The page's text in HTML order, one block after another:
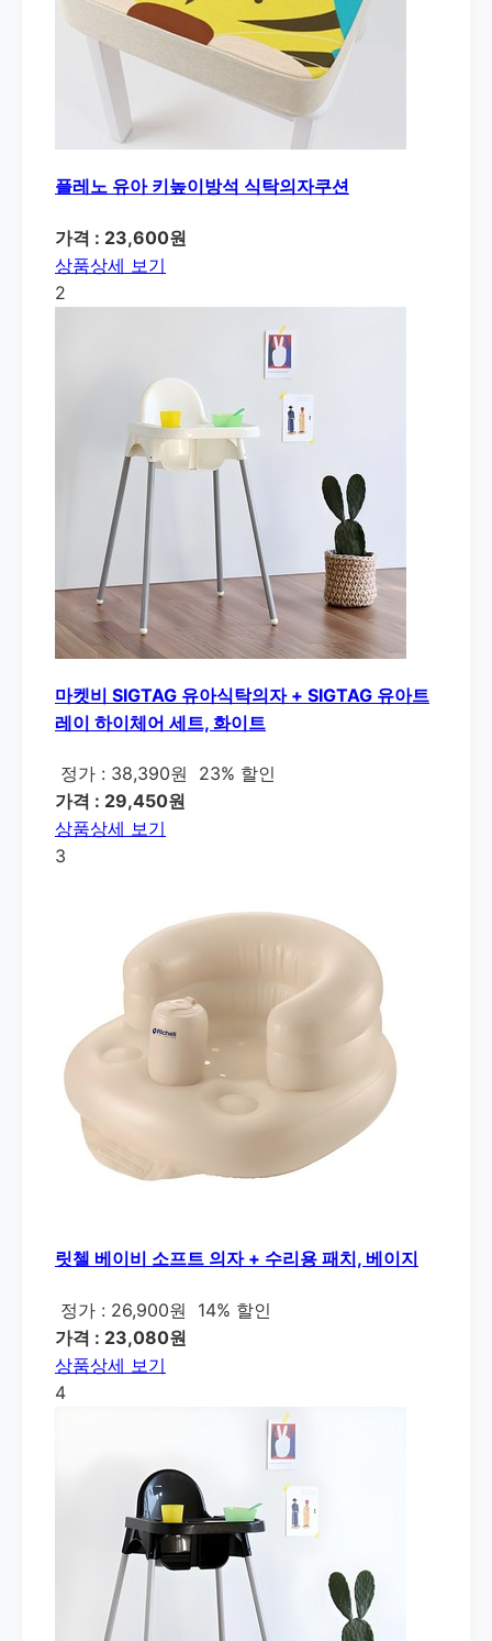
플레노 유아 키높이방석 식탁의자쿠션
가격 : 23,600원
상품상세 보기
2
마켓비 SIGTAG 유아식탁의자 + SIGTAG 유아트
레이 하이체어 세트, 화이트
정가 : 38,390원
23% 할인
가격 : 29,450원
상품상세 보기
3
릿첼 베이비 소프트 의자 + 수리용 패치, 베이지
정가 : 26,900원
14% 할인
가격 : 23,080원
상품상세 보기
4